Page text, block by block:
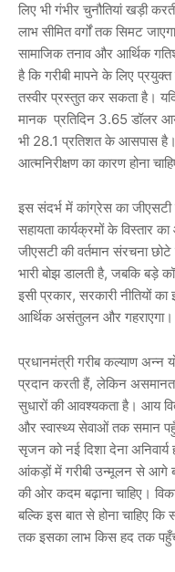
लिए भी गंभीर चुनौतियां खड़ी
लाभ सीमित वर्गों तक सिमट
सामाजिक तनाव और आर्थिक
है कि गरीबी मापने के लिए
तस्वीर प्रस्तुत कर सकता है।
मानक प्रतिदिन 3.65 डॉलर
भी 28.1 प्रतिशत के आसपास
आत्मनिरीक्षण का कारण होना
इस संदर्भ में कांग्रेस का
सहायता कार्यक्रमों के विस्तार
जीएसटी की वर्तमान संरचना छोटे
भारी बोझ डालती है, जबकि बड़े
इसी प्रकार, सरकारी नीतियों
आर्थिक असंतुलन और गहराएगा।
प्रधानमंत्री गरीब कल्याण अन्न
प्रदान करती हैं, लेकिन
सुधारों की आवश्यकता है। आय
और स्वास्थ्य सेवाओं तक समान
सृजन को नई दिशा देना
आंकड़ों में गरीबी उन्मूलन से आगे
की ओर कदम बढ़ाना चाहिए।
बल्कि इस बात से होना चाहिए
तक इसका लाभ किस हद तक